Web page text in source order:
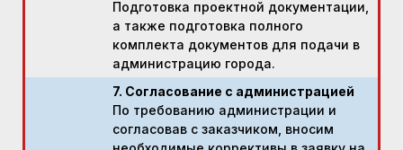
Подготовка проектной документации,
а также подготовка полного
комплекта документов для подачи в
администрацию города.
7. Согласование с администрацией
По требованию администрации и
согласовав с заказчиком, вносим